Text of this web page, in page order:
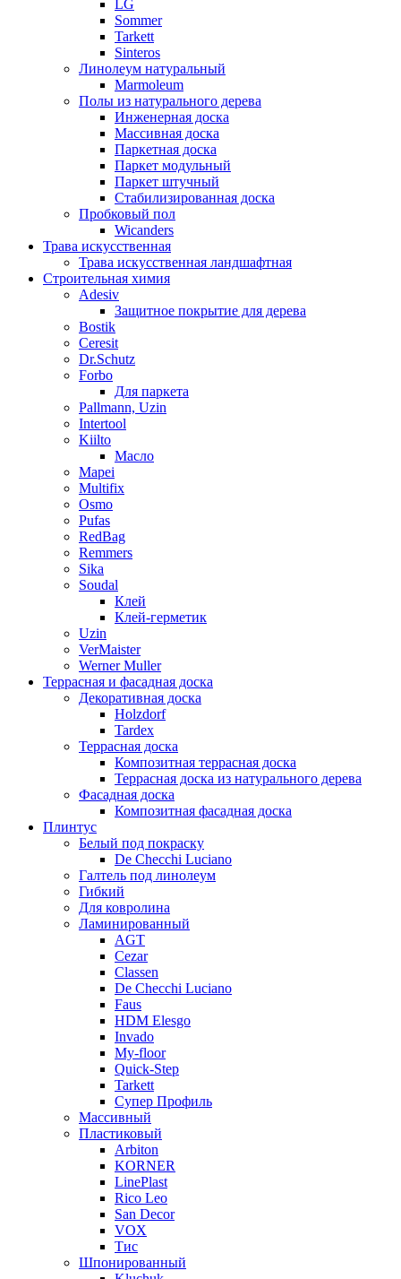
LG
Sommer
Tarkett
Sinteros
Линолеум натуральный
Marmoleum
Полы из натурального дерева
Инженерная доска
Массивная доска
Паркетная доска
Паркет модульный
Паркет штучный
Стабилизированная доска
Пробковый пол
Wicanders
Трава искусственная
Трава искусственная ландшафтная
Строительная химия
Adesiv
Защитное покрытие для дерева
Bostik
Ceresit
Dr.Schutz
Forbo
Для паркета
Pallmann, Uzin
Intertool
Kiilto
Масло
Mapei
Multifix
Osmo
Pufas
RedBag
Remmers
Sika
Soudal
Клей
Клей-герметик
Uzin
VerMaister
Werner Muller
Террасная и фасадная доска
Декоративная доска
Holzdorf
Tardex
Террасная доска
Композитная террасная доска
Террасная доска из натурального дерева
Фасадная доска
Композитная фасадная доска
Плинтус
Белый под покраску
De Checchi Luciano
Галтель под линолеум
Гибкий
Для ковролина
Ламинированный
AGT
Cezar
Classen
De Checchi Luciano
Faus
HDM Elesgo
Invado
My-floor
Quick-Step
Tarkett
Супер Профиль
Массивный
Пластиковый
Arbiton
KORNER
LinePlast
Rico Leo
San Decor
VOX
Тис
Шпонированный